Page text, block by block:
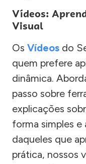
Vídeos:
Visual
Os Vídeos do
quem prefere
dinâmica.
passo sobre
explicações
forma simples e
daqueles que
prática, nossos